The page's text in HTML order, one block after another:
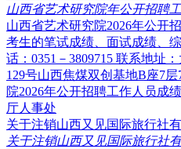
山西省艺术研究院年公开招聘
山西省艺术研究院2026年公开
考生的笔试成绩、面试成绩、
话：0351－3809715 联系地址
129号山西焦煤双创基地B座7
院2026年公开招聘工作人员成
厅人事处
关于注销山西又见国际旅行社
关于注销山西又见国际旅行社